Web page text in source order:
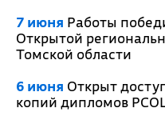
7 июня Работы
Открытой
Томской области
6 июня Открыт
копий дипломов